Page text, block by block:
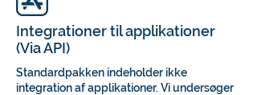
Integrationer til applikationer
(Via API)
Standardpakken indeholder ikke
integration af applikationer. Vi undersøger